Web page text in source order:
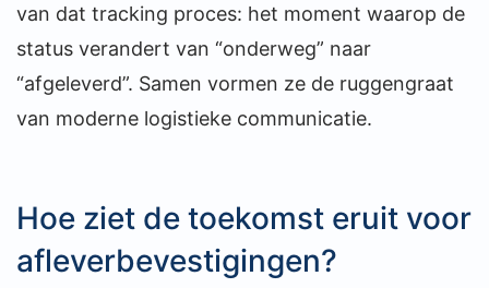
van dat tracking proces: het moment waarop de
status verandert van “onderweg” naar
“afgeleverd”. Samen vormen ze de ruggengraat
van moderne logistieke communicatie.
Hoe ziet de toekomst eruit voor
afleverbevestigingen?